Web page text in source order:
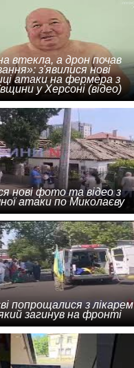
втекла, а дрон почав
з'явилися нові
атаки на фермера з
у Херсоні (відео)
нові фото та відео з
атаки по Миколаєву
попрощалися з лікарем
загинув на фронті